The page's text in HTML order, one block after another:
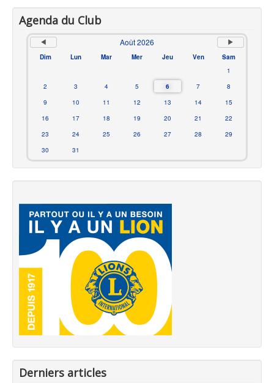
Agenda du Club
Août 2026
Dim Lun Mar Mer Jeu Ven
Sam
1
2
3 4 5 6 7
8
9
10 11 12 13 14
15
16
17 18 19 20 21
22
23
24 25 26 27 28
29
30
31
Derniers articles